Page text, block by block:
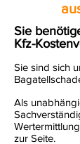
Sie
Kfz-
Sie sind sich
Als
zur Seite.